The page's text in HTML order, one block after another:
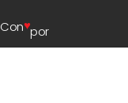
Con♥por